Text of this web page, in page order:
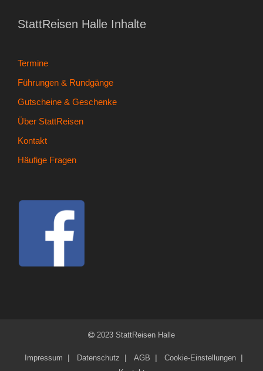
- Inhaberin
StattReisen Halle Inhalte
Termine
Führungen & Rundgänge
Gutscheine & Geschenke
Über StattReisen
Kontakt
Häufige Fragen
2023 StattReisen Halle
Impressum Datenschutz AGB
Cookie-Einstellungen